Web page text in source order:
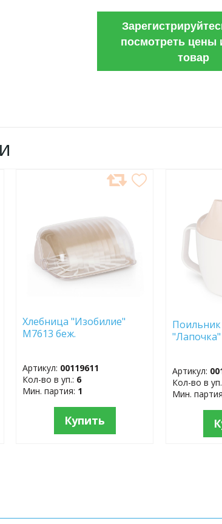
посмотреть цены
товар
Хлебница "Изобилие"
М7613 беж.
Артикул: 00119611
Кол-во в уп.: 6
Мин. партия: 1
Купить
Поильник
Артикул:
Кол-во в
Мин.